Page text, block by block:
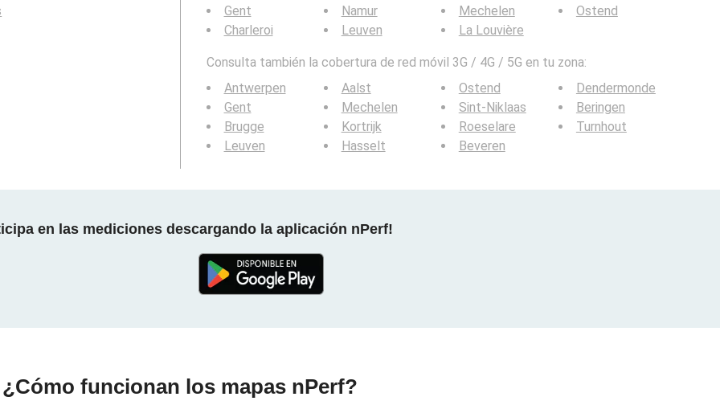
Gent
Charleroi
Namur
Leuven
Mechelen
La Louvière
Ostend
Consulta también la cobertura de red móvil 3G / 4G / 5G en tu zona:
Antwerpen
Gent
Brugge
Leuven
Aalst
Mechelen
Kortrijk
Hasselt
Ostend
Sint-Niklaas
Roeselare
Beveren
Dendermonde
Beringen
Turnhout
en las mediciones descargando la aplicación nPerf!
¿Cómo funcionan los mapas nPerf?